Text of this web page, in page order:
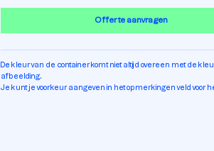
Offerte aanvragen
De kleur van de container komt niet altijd overeen met de
afbeelding.
Je kunt je voorkeur aangeven in het opmerkingen veld voor